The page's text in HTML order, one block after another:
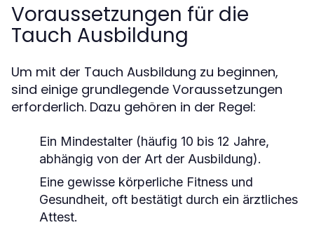
Voraussetzungen für die
Tauch Ausbildung
Um mit der Tauch Ausbildung zu beginnen,
sind einige grundlegende Voraussetzungen
erforderlich. Dazu gehören in der Regel:
Ein Mindestalter (häufig 10 bis 12 Jahre,
abhängig von der Art der Ausbildung).
Eine gewisse körperliche Fitness und
Gesundheit, oft bestätigt durch ein ärztliches
Attest.